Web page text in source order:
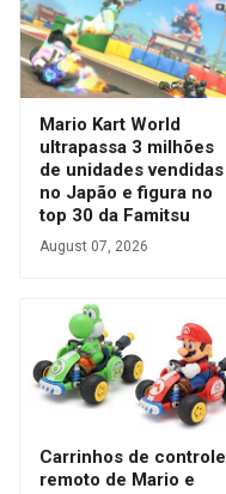
Mario Kart World
ultrapassa 3 milhões
de unidades vendidas
no Japão e figura no
top 30 da Famitsu
August 07, 2026
Carrinhos de controle
remoto de Mario e